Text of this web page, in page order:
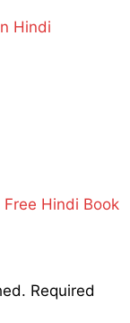
Hindi
Free Hindi Book
Required